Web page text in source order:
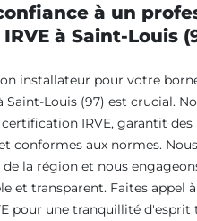
à un
à Saint-Louis
installateur pour votre
Saint-Louis (97) est crucial.
IRVE, garantit
conformes aux normes.
la région et nous
et transparent. Faites appel
pour une tranquillité d'esprit